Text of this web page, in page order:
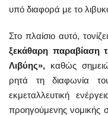
υπό διαφορά με το
Στο πλαίσιο αυτό,
ξεκάθαρη παραβίαση
Λιβύης», καθώς
ρητά τη διαφωνία
εκμεταλλευτική
προηγούμενης νομικής